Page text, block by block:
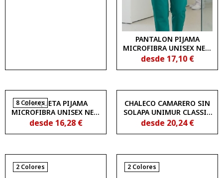
PANTALON PIJAMA
MICROFIBRA UNISEX NEW
WAVE UNIMUR COLORS
1822204
desde 17,10 €
8 Colores
CHAQUETA PIJAMA
MICROFIBRA UNISEX NEW
WAVE UNIMUR COLORS
1833160
desde 16,28 €
CHALECO CAMARERO SIN
SOLAPA UNIMUR CLASSIC
3500200
desde 20,24€
2 Colores 2 Colores